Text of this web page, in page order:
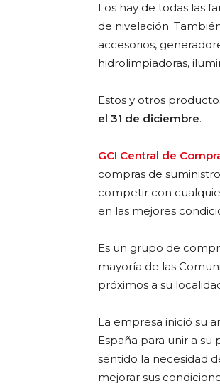
Los hay de todas las
de nivelación.
accesorios,
hidrolimpiadoras,
Estos y otros
el 31 de diciembre.
GCI Central de
compras de
competir con
en las mejores
Es un grupo de
mayoría de las
próximos a su
La empresa inició su
España para unir a
sentido la necesidad
mejorar sus